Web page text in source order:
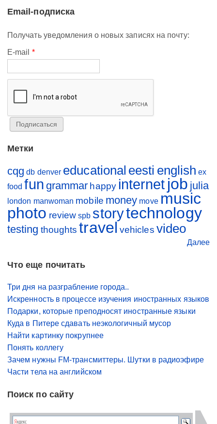
Email-подписка
Получать уведомления о новых записях на почту:
E-mail *
Метки
cqg db denver educational eesti english ex
food fun grammar happy internet job julia
london manwoman mobile money move music
photo review spb storytechnology
testing thoughts travel vehicles video
Далее
Что еще почитать
Три дня на разграбление города..
Искренность в процессе изучения иностранных языков
Подарки, которые преподносят иностранные языки
Куда в Питере сдавать неэкологичный мусор
Найти картинку покрупнее
Понять коллегу
Зачем нужны FM-трансмиттеры. Шутки в радиоэфире
Части тела на английском
Поиск по сайту